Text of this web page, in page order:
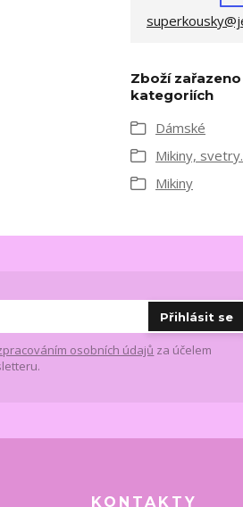
Zboží
kategoriích
Dámské
Mikiny,
Mikiny
Přihlásit se
osobních údajů za účelem
KONTAKTY